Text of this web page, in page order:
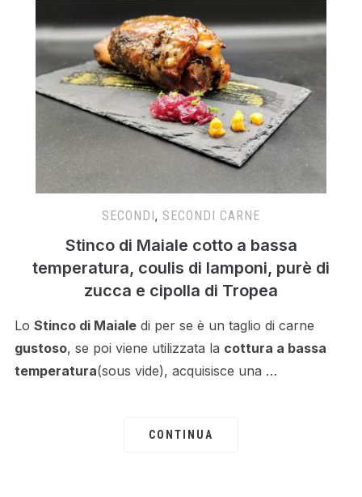
SECONDI, SECONDI CARNE
Stinco di Maiale cotto a bassa
temperatura, coulis di lamponi, purè di
zucca e cipolla di Tropea
Lo Stinco di Maialedi per se è un taglio di carne
gustoso, se poi viene utilizzata la cottura a bassa
temperatura(sous vide), acquisisce una …
CONTINUA